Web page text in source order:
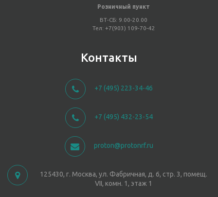
Розничный пункт
ВТ-СБ: 9.00-20.00
Тел: +7(903) 109-70-42
Контакты
+7 (495) 223-34-46
+7 (495) 432-23-54
proton@protonrf.ru
125430, г. Москва, ул. Фабричная, д. 6, стр. 3, помещ.
VII, комн. 1, этаж 1